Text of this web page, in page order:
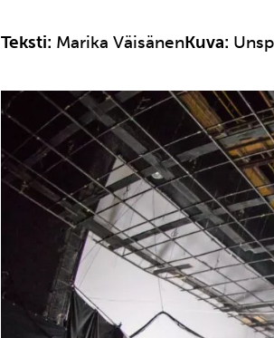
Teksti: Marika VäisänenKuva: